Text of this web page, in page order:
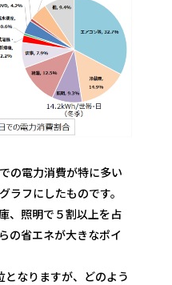
の電力消費が特に多い
ラフにしたものです。
、照明で５割以上を占
の省エネが大きなポイ
なりますが、どのよう